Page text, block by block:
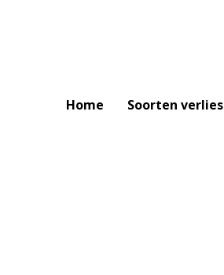
Home Soorten verlies